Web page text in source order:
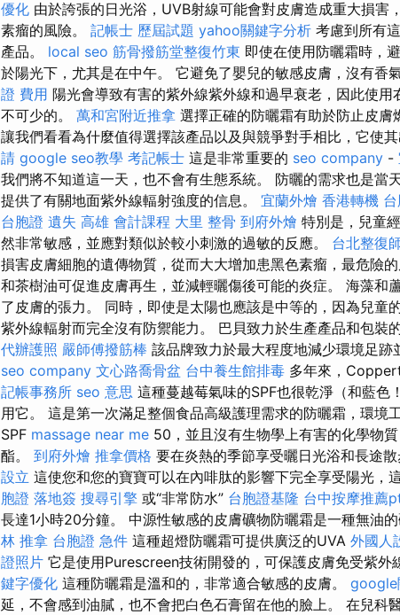
優化 由於誇張的日光浴，UVB射線可能會對皮膚造成重大損害
素瘤的風險。 記帳士 歷屆試題 yahoo關鍵字分析 考慮到所有
產品。 local seo 筋骨撥筋堂整復竹東 即使在使用防曬霜時，
於陽光下，尤其是在中午。 它避免了嬰兒的敏感皮膚，沒有香
證 費用 陽光會導致有害的紫外線紫外線和過早衰老，因此使
不可少的。 萬和宮附近推拿 選擇正確的防曬霜有助於防止皮膚
讓我們看看為什麼值得選擇該產品以及與競爭對手相比，它使
請 google seo教學 考記帳士 這是非常重要的 seo company -
我們將不知道這一天，也不會有生態系統。 防曬的需求也是當
提供了有關地面紫外線輻射強度的信息。 宜蘭外燴 香港轉機 台
台胞證 遺失 高雄 會計課程 大里 整骨 到府外燴 特別是，兒童
然非常敏感，並應對類似於較小刺激的過敏的反應。 台北整復
損害皮膚細胞的遺傳物質，從而大大增加患黑色素瘤，最危險
和茶樹油可促進皮膚再生，並減輕曬傷後可能的炎症。 海藻和
了皮膚的張力。 同時，即使是太陽也應該是中等的，因為兒童
紫外線輻射而完全沒有防禦能力。 巴貝致力於生產產品和包裝
代辦護照 嚴師傅撥筋棒 該品牌致力於最大程度地減少環境足跡
seo company 文心路喬骨盆 台中養生館排毒 多年來，
記帳事務所 seo 意思 這種蔓越莓氣味的SPF也很乾淨（和藍色
用它。 這是第一次滿足整個食品高級護理需求的防曬霜，環境
SPF massage near me 50，並且沒有生物學上有害的化學物
酯。 到府外燴 推拿價格 要在炎熱的季節享受曬日光浴和長途
設立 這使您和您的寶寶可以在內啡肽的影響下完全享受陽光，
胞證 落地簽 搜尋引擎 或“非常防水” 台胞證基隆 台中按摩推薦
長達1小時20分鐘。 中源性敏感的皮膚礦物防曬霜是一種無油的
林 推拿 台胞證 急件 這種超燈防曬霜可提供廣泛的UVA 外國人
證照片 它是使用Purescreen技術開發的，可保護皮膚免受紫外
鍵字優化 這種防曬霜是溫和的，非常適合敏感的皮膚。 google
延，不會感到油膩，也不會把白色石膏留在他的臉上。 在兒科